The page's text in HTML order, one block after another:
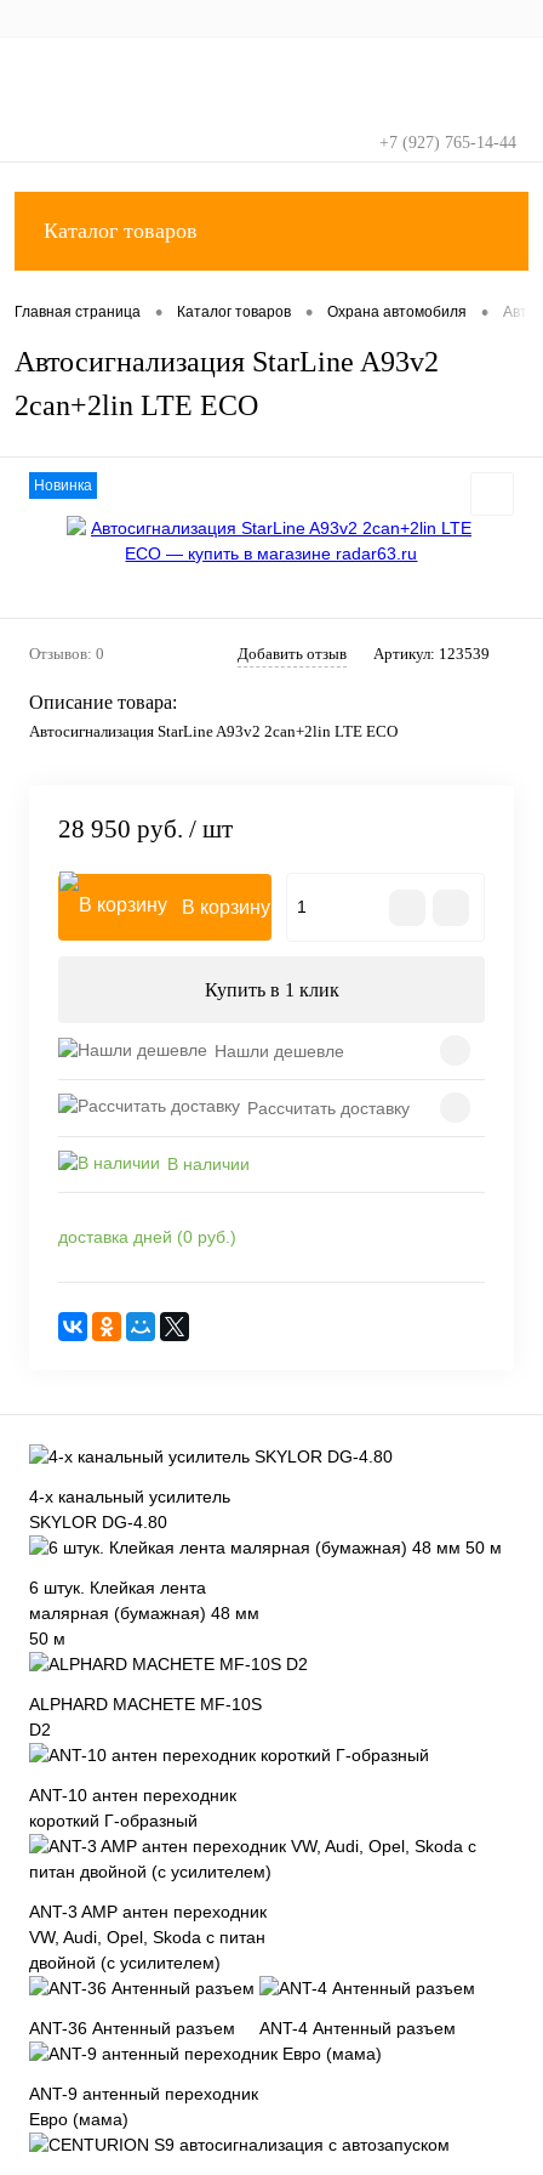
+7 (927) 765-14-44
Каталог товаров
Главная страница • Каталог товаров • Охрана автомобиля •
Автосигнализация StarLine A93v2
2can+2lin LTE ECO
Новинка
Отзывов: 0 Добавить отзыв Артикул: 123539
Описание товара:
Автосигнализация StarLine A93v2 2can+2lin LTE ECO
28 950 руб. / шт
В корзину
Купить в 1 клик
Нашли дешевле
Рассчитать доставку
В наличии
доставка дней (0 руб.)
4-х канальный усилитель
SKYLOR DG-4.80
6 штук. Клейкая лента
малярная (бумажная) 48 мм
50 м
ALPHARD MACHETE MF-10S
D2
ANT-10 антен переходник
короткий Г-образный
ANT-3 AMP антен переходник
VW, Audi, Opel, Skoda с питан
двойной (с усилителем)
ANT-36 Антенный разъем ANT-4 Антенный разъем
ANT-9 антенный переходник
Евро (мама)